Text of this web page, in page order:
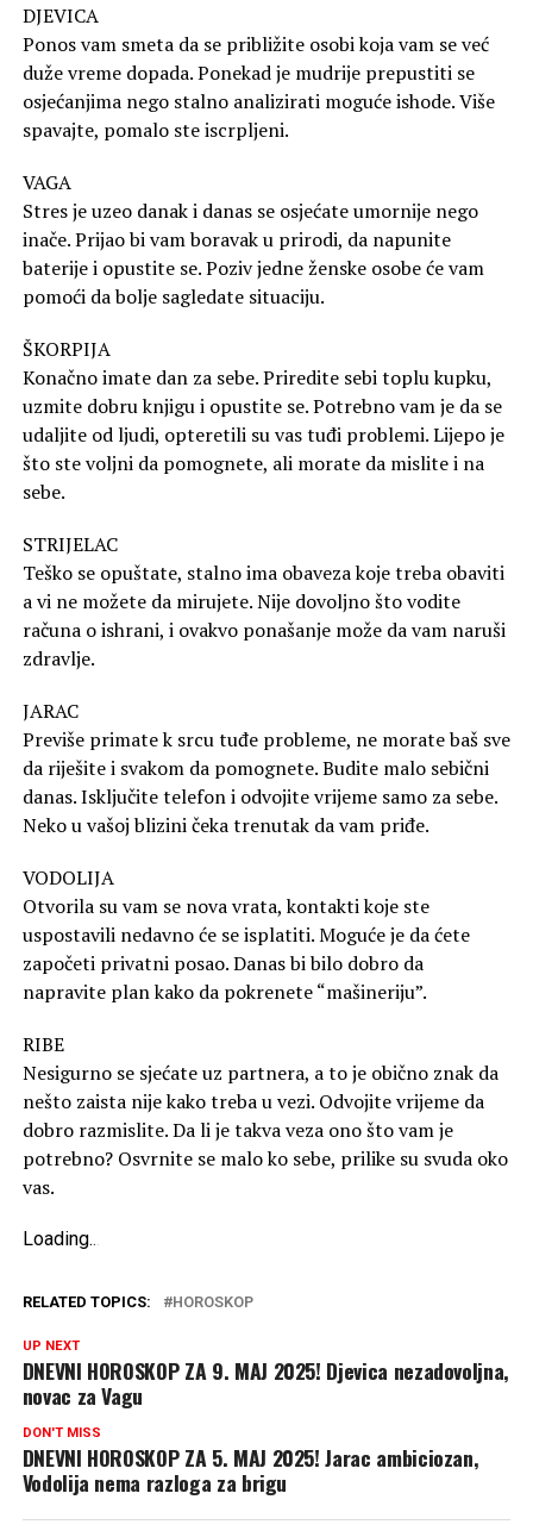
DJEVICA
Ponos vam smeta da se približite osobi koja vam se već
duže vreme dopada. Ponekad je mudrije prepustiti se
osjećanjima nego stalno analizirati moguće ishode. Više
spavajte, pomalo ste iscrpljeni.
VAGA
Stres je uzeo danak i danas se osjećate umornije nego
inače. Prijao bi vam boravak u prirodi, da napunite
baterije i opustite se. Poziv jedne ženske osobe će vam
pomoći da bolje sagledate situaciju.
ŠKORPIJA
Konačno imate dan za sebe. Priredite sebi toplu kupku,
uzmite dobru knjigu i opustite se. Potrebno vam je da se
udaljite od ljudi, opteretili su vas tuđi problemi. Lijepo je
što ste voljni da pomognete, ali morate da mislite i na
sebe.
STRIJELAC
Teško se opuštate, stalno ima obaveza koje treba obaviti
a vi ne možete da mirujete. Nije dovoljno što vodite
računa o ishrani, i ovakvo ponašanje može da vam naruši
zdravlje.
JARAC
Previše primate k srcu tuđe probleme, ne morate baš sve
da riješite i svakom da pomognete. Budite malo sebični
danas. Isključite telefon i odvojite vrijeme samo za sebe.
Neko u vašoj blizini čeka trenutak da vam priđe.
VODOLIJA
Otvorila su vam se nova vrata, kontakti koje ste
uspostavili nedavno će se isplatiti. Moguće je da ćete
započeti privatni posao. Danas bi bilo dobro da
napravite plan kako da pokrenete “mašineriju”.
RIBE
Nesigurno se sjećate uz partnera, a to je obično znak da
nešto zaista nije kako treba u vezi. Odvojite vrijeme da
dobro razmislite. Da li je takva veza ono što vam je
potrebno? Osvrnite se malo ko sebe, prilike su svuda oko
vas.
Loading..
RELATED TOPICS: HOROSKOP
UP NEXT
DNEVNI HOROSKOP ZA 9. MAJ 2025! Djevica nezadovoljna,
novac za Vagu
DON'T MISS
DNEVNI HOROSKOP ZA 5. MAJ 2025! Jarac ambiciozan,
Vodolija nema razloga za brigu